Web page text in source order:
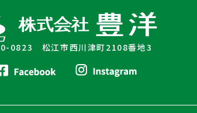
0823 松江市西川津町2108番地3